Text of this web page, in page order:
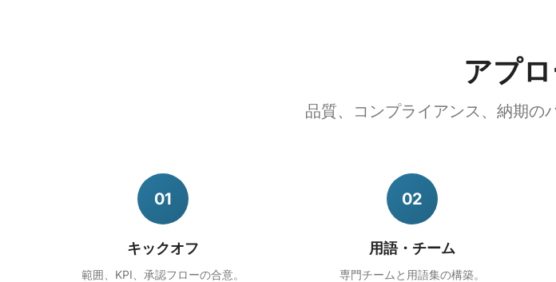
アプ
品質、コンプライアンス、納期の
01
キックオフ
範囲、KPI、承認フローの合意。
02
用語・チーム
専門チームと用語集の構築。